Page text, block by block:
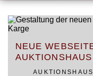
NEUE